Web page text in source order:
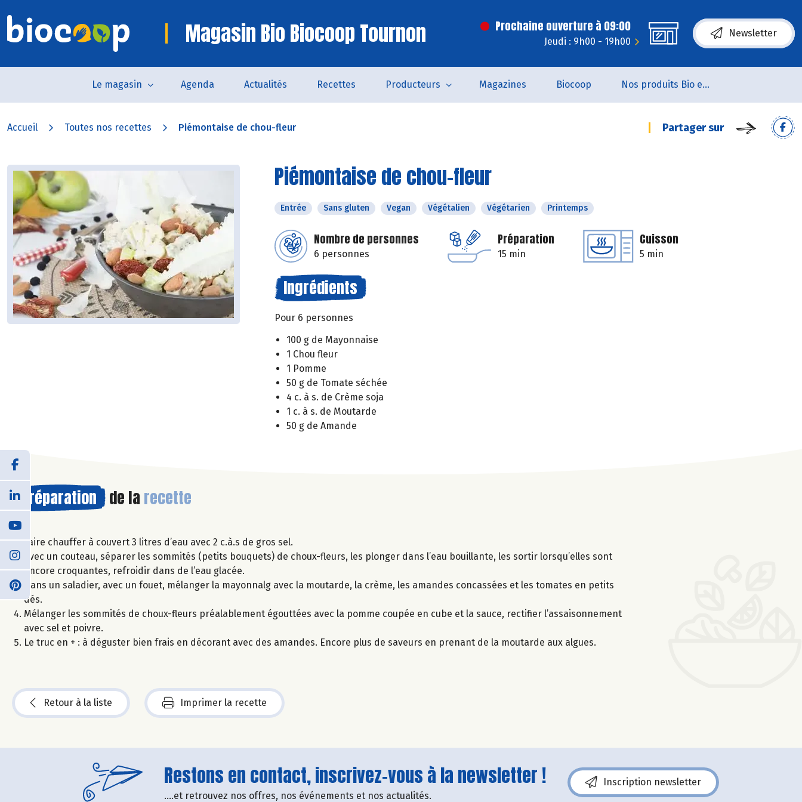
Magasin Bio Biocoop Tournon Prochaine ouverture à 09:00
Jeudi : 9h00 - 19h00
Newsletter
Le magasin Agenda Actualités Recettes Producteurs Magazines Biocoop Nos produits Bio et Locaux
Accueil Toutes nos recettes Piémontaise de chou-fleur Partager sur
Piémontaise de chou-fleur
Entrée Sans gluten Vegan Végétalien Végétarien Printemps
Nombre de personnes
6 personnes
Préparation
15 min
Cuisson
5 min
Ingrédients
Pour 6 personnes
100 g de Mayonnaise
1 Chou fleur
1 Pomme
50 g de Tomate séchée
4 c. à s. de Crème soja
1 c. à s. de Moutarde
50 g de Amande
Préparation de la recette
Faire chauffer à couvert 3 litres d’eau avec 2 c.à.s de gros sel.
Avec un couteau, séparer les sommités (petits bouquets) de choux-fleurs, les plonger dans l’eau bouillante, les sortir lorsqu’elles sont
encore croquantes, refroidir dans de l’eau glacée.
Dans un saladier, avec un fouet, mélanger la mayonnalg avec la moutarde, la crème, les amandes concassées et les tomates en petits
dés.
Mélanger les sommités de choux-fleurs préalablement égouttées avec la pomme coupée en cube et la sauce, rectifier l’assaisonnement
avec sel et poivre.
Le truc en + : à déguster bien frais en décorant avec des amandes. Encore plus de saveurs en prenant de la moutarde aux algues.
Retour à la liste Imprimer la recette
Restons en contact, inscrivez-vous à la newsletter !
....et retrouvez nos offres, nos événements et nos actualités.
Inscription newsletter